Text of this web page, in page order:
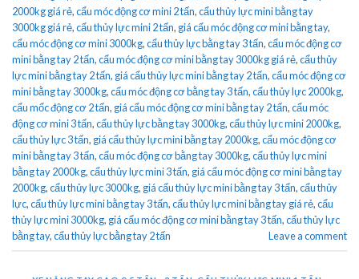
2000kg giá rẻ,cẩu móc động cơ mini 2 tấn,cẩu thủy lực mini bằng tay
3000kg giá rẻ,cẩu thủy lực mini 2 tấn, giá cẩu móc động cơ mini bằng tay,
cẩu móc động cơ mini 3000kg,cẩu thủy lực bằng tay 3 tấn,cẩu móc động cơ
mini bằng tay 2 tấn,cẩu móc động cơ mini bằng tay 3000kg giá rẻ,cẩu thủy
lực mini bằng tay 2 tấn, giá cẩu thủy lực mini bằng tay 2 tấn,cẩu móc động cơ
mini bằng tay 3000kg,cẩu móc động cơ bằng tay 3 tấn,cẩu thủy lực 2000kg,
cẩu mốc động cơ 2 tấn, giá cẩu móc động cơ mini bằng tay 2 tấn,cẩu móc
động cơ mini 3 tấn,cẩu thủy lực bằng tay 3000kg,cẩu thủy lực mini 2000kg,
cẩu thủy lực 3 tấn, giá cẩu thủy lực mini bằng tay 2000kg,cẩu móc động cơ
mini bằng tay 3 tấn,cẩu móc động cơ bằng tay 3000kg,cẩu thủy lực mini
bằng tay 2000kg,cẩu thủy lực mini 3 tấn, giá cẩu móc động cơ mini bằng tay
2000kg,cẩu thủy lực 3000kg, giá cẩu thủy lực mini bằng tay 3 tấn,cẩu thủy
lực,cẩu thủy lực mini bằng tay 3 tấn,cẩu thủy lực mini bằng tay giá rẻ,cẩu
thủy lực mini 3000kg, giá cẩu móc động cơ mini bằng tay 3 tấn,cẩu thủy lực
bằng tay,cẩu thủy lực bằng tay 2 tấn Leave a comment